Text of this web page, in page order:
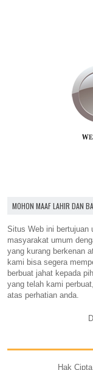
MOHON MAAF LAHIR DAN
Situs Web ini bertujuan
masyarakat umum
yang kurang berkenan
kami bisa segera
berbuat jahat kepada
yang telah kami
atas perhatian anda.
Hak